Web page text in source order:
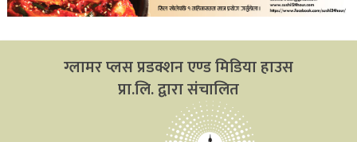
ग्लामर प्लस प्रडक्शन एण्ड मिडिया हाउस
प्रा.लि. द्वारा संचालित